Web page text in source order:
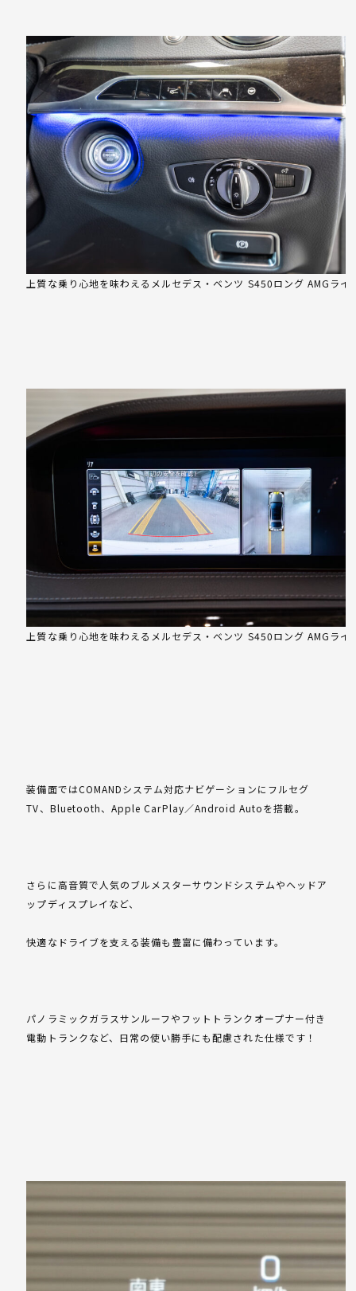
上質な乗り心地を味わえるメルセデス・ベンツ S450ロング AMGライ
上質な乗り心地を味わえるメルセデス・ベンツ S450ロング AMGライ
装備面ではCOMANDシステム対応ナビゲーションにフルセグ
TV、Bluetooth、Apple CarPlay／Android Autoを搭載。
さらに高音質で人気のブルメスターサウンドシステムやヘッドア
ップディスプレイなど、
快適なドライブを支える装備も豊富に備わっています。
パノラミックガラスサンルーフやフットトランクオープナー付き
電動トランクなど、日常の使い勝手にも配慮された仕様です！